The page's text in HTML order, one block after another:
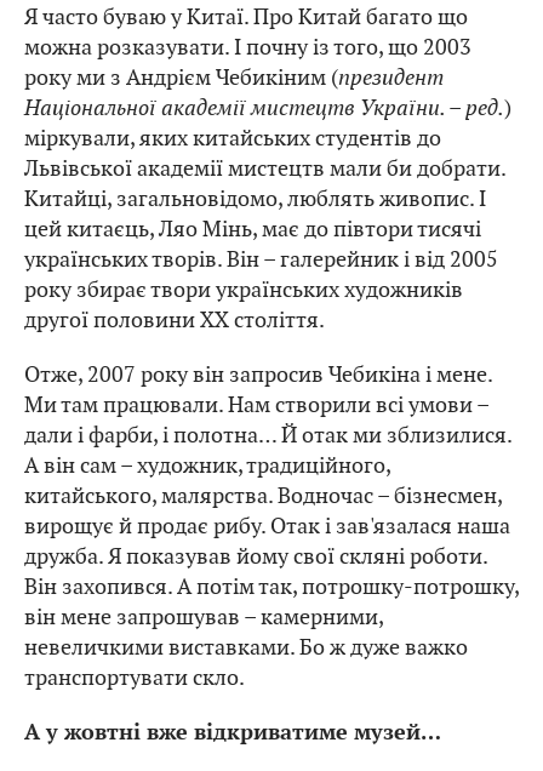
Я часто буваю у Китаї. Про Китай багато що
можна розказувати. І почну із того, що 2003
року ми з Андрієм Чебикіним (президент
Національної академії мистецтв України. – ред.)
міркували, яких китайських студентів до
Львівської академії мистецтв мали би добрати.
Китайці, загальновідомо, люблять живопис. І
цей китаєць, Ляо Мінь, має до півтори тисячі
українських творів. Він – галерейник і від 2005
року збирає твори українських художників
другої половини ХХ століття.
Отже, 2007 року він запросив Чебикіна і мене.
Ми там працювали. Нам створили всі умови –
дали і фарби, і полотна… Й отак ми зблизилися.
А він сам – художник, традиційного,
китайського, малярства. Водночас – бізнесмен,
вирощує й продає рибу. Отак і зав'язалася наша
дружба. Я показував йому свої скляні роботи.
Він захопився. А потім так, потрошку-потрошку,
він мене запрошував – камерними,
невеличкими виставками. Бо ж дуже важко
транспортувати скло.
А у жовтні вже відкриватиме музей…